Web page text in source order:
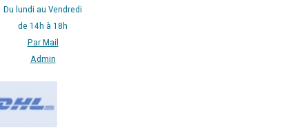
Du lundi au Vendredi
de 14h à 18h
Par Mail
Admin